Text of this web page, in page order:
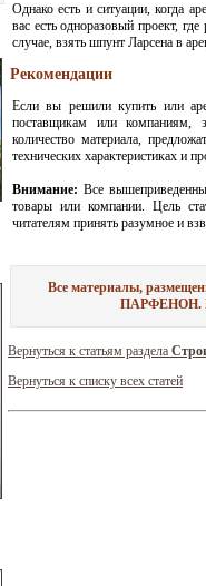
Однако есть и ситуации, когда
вас есть одноразовый проект,
случае, взять шпунт Ларсена в
Рекомендации
Если вы решили купить или
поставщикам или компаниям,
количество материала,
технических характеристиках и
Внимание: Все
товары или компании. Цель
читателям принять разумное и
Все материалы,
ПАРФЕНОН.
Вернуться к статьям раздела
Вернуться к списку всех статей